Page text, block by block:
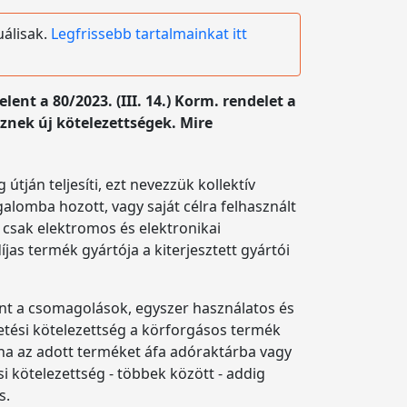
Legfrissebb tartalmainkat itt
a 80/2023. (III. 14.) Korm. rendelet a
új kötelezettségek. Mire
teljesíti, ezt nevezzük kollektív
hozott, vagy saját célra felhasznált
elektromos és elektronikai
termék gyártója a kiterjesztett gyártói
a csomagolások, egyszer használatos és
kötelezettség a körforgásos termék
az adott terméket áfa adóraktárba vagy
kötelezettség - többek között - addig